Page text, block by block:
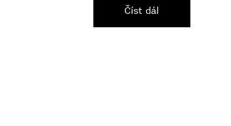
Číst dál